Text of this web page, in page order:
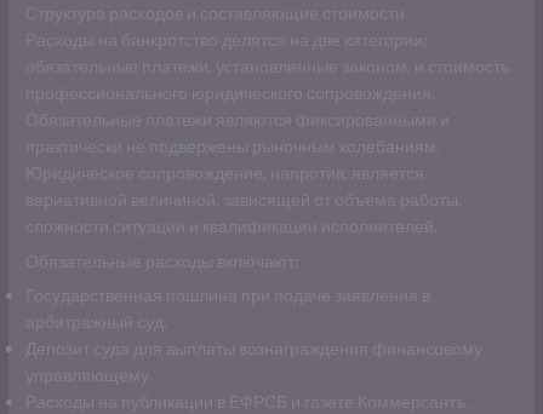
Структура расходов и составляющие стоимости
Расходы на банкротство делятся на две категории:
обязательные платежи, установленные законом, и стоимость
профессионального юридического сопровождения.
Обязательные платежи являются фиксированными и
практически не подвержены рыночным колебаниям.
Юридическое сопровождение, напротив, является
вариативной величиной, зависящей от объема работы,
сложности ситуации и квалификации исполнителей.
Обязательные расходы включают:
Государственная пошлина при подаче заявления в
арбитражный суд.
Депозит суда для выплаты вознаграждения финансовому
управляющему.
Расходы на публикации в ЕФРСБ и газете Коммерсантъ.